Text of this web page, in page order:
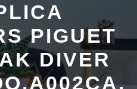
PIGUET
DIVER